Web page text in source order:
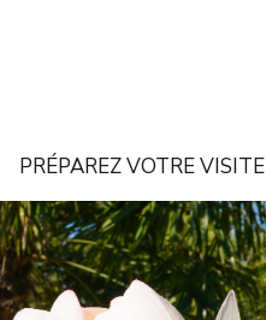
PRÉPAREZ VOTRE VISITE